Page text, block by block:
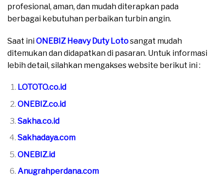
profesional, aman, dan mudah diterapkan pada
berbagai kebutuhan perbaikan turbin angin.
Saat iniONEBIZ Heavy Duty Lotosangat mudah
ditemukan dan didapatkan di pasaran. Untuk informasi
lebih detail, silahkan mengakses website berikut ini :
LOTOTO.co.id
ONEBIZ.co.id
Sakha.co.id
Sakhadaya.com
ONEBIZ.id
Anugrahperdana.com